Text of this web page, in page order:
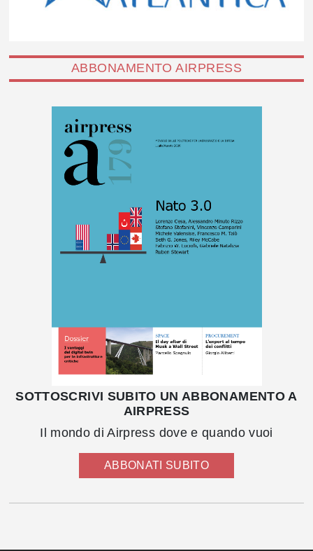
ABBONAMENTO AIRPRESS
SOTTOSCRIVI SUBITO UN ABBONAMENTO A
AIRPRESS
Il mondo di Airpress dove e quando vuoi
ABBONATI SUBITO